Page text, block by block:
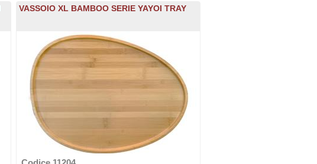
VASSOIO XL BAMBOO SERIE YAYOI TRAY